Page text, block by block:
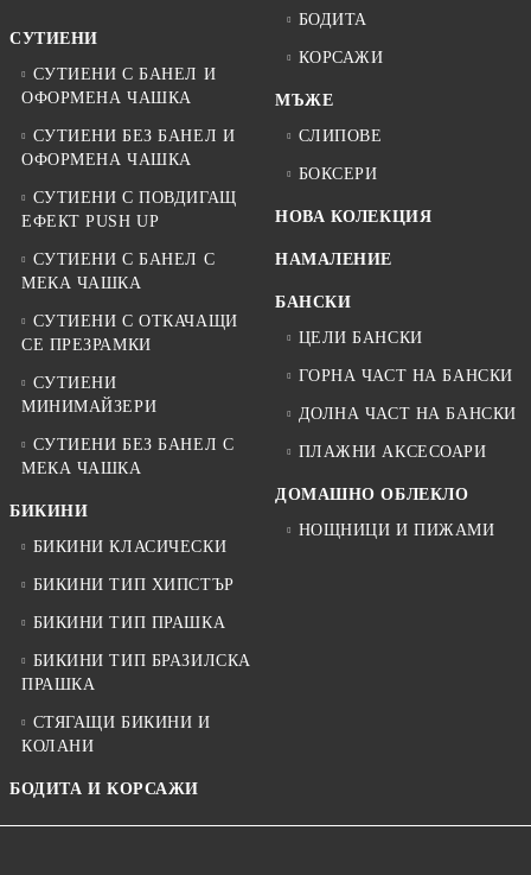
СУТИЕНИ
СУТИЕНИ С БАНЕЛ И
ОФОРМЕНА ЧАШКА
СУТИЕНИ БЕЗ БАНЕЛ И
ОФОРМЕНА ЧАШКА
СУТИЕНИ С ПОВДИГАЩ
ЕФЕКТ PUSH UP
СУТИЕНИ С БАНЕЛ С
МЕКА ЧАШКА
СУТИЕНИ С ОТКАЧАЩИ
СЕ ПРЕЗРАМКИ
СУТИЕНИ
МИНИМАЙЗЕРИ
СУТИЕНИ БЕЗ БАНЕЛ С
МЕКА ЧАШКА
БИКИНИ
БИКИНИ КЛАСИЧЕСКИ
БИКИНИ ТИП ХИПСТЪР
БИКИНИ ТИП ПРАШКА
БИКИНИ ТИП БРАЗИЛСКА
ПРАШКА
СТЯГАЩИ БИКИНИ И
КОЛАНИ
БОДИТА И КОРСАЖИ
БОДИТА
КОРСАЖИ
МЪЖЕ
СЛИПОВЕ
БОКСЕРИ
НОВА КОЛЕКЦИЯ
НАМАЛЕНИЕ
БАНСКИ
ЦЕЛИ БАНСКИ
ГОРНА ЧАСТ НА БАНСКИ
ДОЛНА ЧАСТ НА БАНСКИ
ПЛАЖНИ АКСЕСОАРИ
ДОМАШНО ОБЛЕКЛО
НОЩНИЦИ И ПИЖАМИ